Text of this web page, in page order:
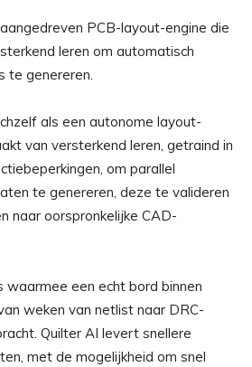
PCB-layout-engine die
leren om automatisch
te genereren.
als een autonome layout-
van versterkend leren, getraind in
om parallel
te genereren, deze te valideren
naar oorspronkelijke CAD-
waarmee een echt bord binnen
weken van netlist naar DRC-
Quilter AI levert snellere
met de mogelijkheid om snel